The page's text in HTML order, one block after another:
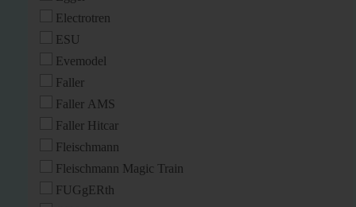
Electrotren
ESU
Evemodel
Faller
Faller AMS
Faller Hitcar
Fleischmann
Fleischmann Magic Train
FUGgERth